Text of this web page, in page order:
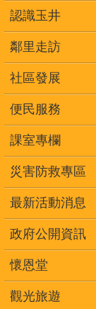
認識玉井
鄰里走訪
社區發展
便民服務
課室專欄
災害防救專區
最新活動消息
政府公開資訊
懷恩堂
觀光旅遊